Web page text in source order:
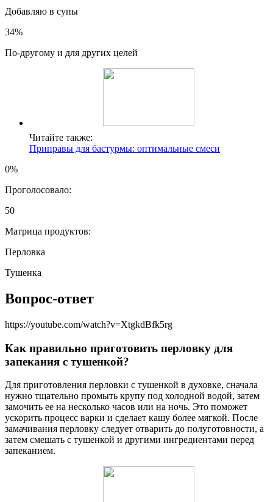
Добавляю в супы
34%
По-другому и для других целей
Читайте также:
Приправы для бастурмы: оптимальные смеси
0%
Проголосовало:
50
Матрица продуктов:
Перловка
Тушенка
Вопрос-ответ
https://youtube.com/watch?v=XtgkdBfk5rg
Как правильно приготовить перловку для
запекания с тушенкой?
Для приготовления перловки с тушенкой в духовке, сначала
нужно тщательно промыть крупу под холодной водой, затем
замочить ее на несколько часов или на ночь. Это поможет
ускорить процесс варки и сделает кашу более мягкой. После
замачивания перловку следует отварить до полуготовности, а
затем смешать с тушенкой и другими ингредиентами перед
запеканием.